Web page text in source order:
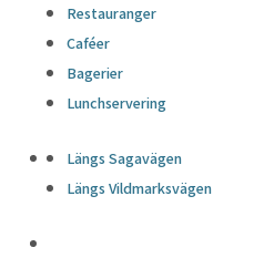
Restauranger
Caféer
Bagerier
Lunchservering
Längs Sagavägen
Längs Vildmarksvägen